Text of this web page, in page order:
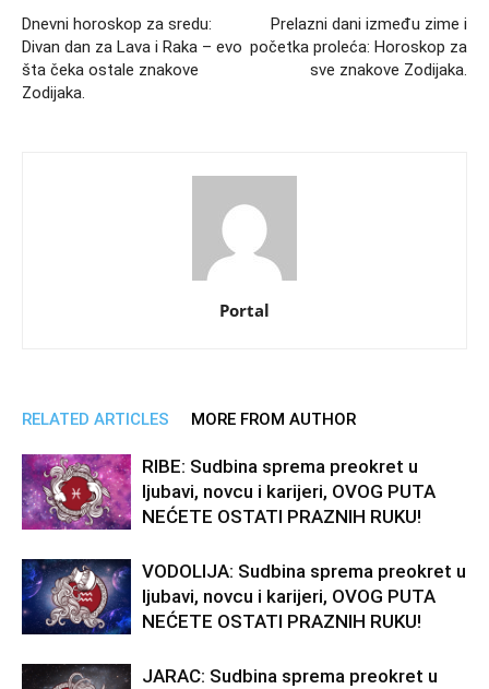
Dnevni horoskop za sredu:
Divan dan za Lava i Raka – evo
šta čeka ostale znakove
Zodijaka.
Prelazni dani između zime i
početka proleća: Horoskop za
sve znakove Zodijaka.
Portal
RELATED ARTICLES MORE FROM AUTHOR
RIBE: Sudbina sprema preokret u
ljubavi, novcu i karijeri, OVOG PUTA
NEĆETE OSTATI PRAZNIH RUKU!
VODOLIJA: Sudbina sprema preokret u
ljubavi, novcu i karijeri, OVOG PUTA
NEĆETE OSTATI PRAZNIH RUKU!
JARAC: Sudbina sprema preokret u